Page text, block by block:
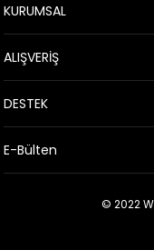
KURUMSAL
ALIŞVERİŞ
DESTEK
E-Bülten
© 2022